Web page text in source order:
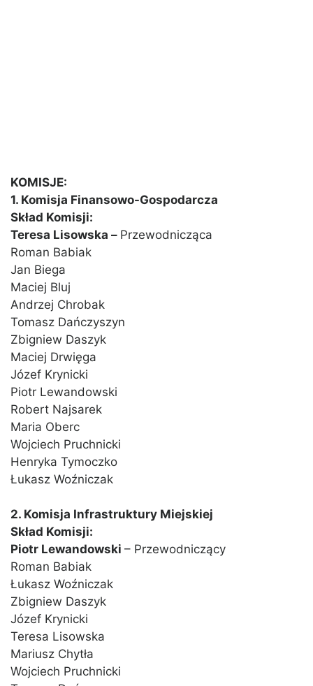
KOMISJE:
1. Komisja Finansowo-Gospodarcza
Skład Komisji:
Teresa Lisowska – Przewodnicząca
Roman Babiak
Jan Biega
Maciej Bluj
Andrzej Chrobak
Tomasz Dańczyszyn
Zbigniew Daszyk
Maciej Drwięga
Józef Krynicki
Piotr Lewandowski
Robert Najsarek
Maria Oberc
Wojciech Pruchnicki
Henryka Tymoczko
Łukasz Woźniczak
2. Komisja Infrastruktury Miejskiej
Skład Komisji:
Piotr Lewandowski – Przewodniczący
Roman Babiak
Łukasz Woźniczak
Zbigniew Daszyk
Józef Krynicki
Teresa Lisowska
Mariusz Chytła
Wojciech Pruchnicki